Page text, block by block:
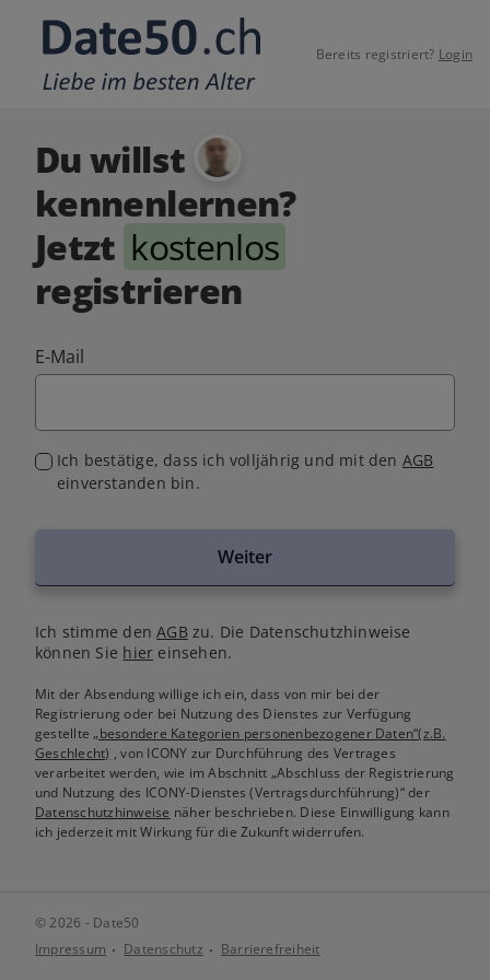
Bereits registriert? Login
Du willst
kennenlernen?
Jetzt kostenlos
registrieren
E-Mail
Ich bestätige, dass ich volljährig und mit den AGB
einverstanden bin.
Weiter
Ich stimme denAGB zu. Die Datenschutzhinweise
können Sie hier einsehen.
Mit der Absendung willige ich ein, dass von mir bei der
Registrierung oder bei Nutzung des Dienstes zur Verfügung
gestellte„besondere Kategorien personenbezogener Daten“(z.B.
Geschlecht) , von ICONY zur Durchführung des Vertrages
verarbeitet werden, wie im Abschnitt „Abschluss der Registrierung
und Nutzung des ICONY-Dienstes (Vertragsdurchführung)“ der
Datenschutzhinweise näher beschrieben. Diese Einwilligung kann
ich jederzeit mit Wirkung für die Zukunft widerrufen.
© 2026 - Date50
Impressum
Datenschutz Barrierefreiheit